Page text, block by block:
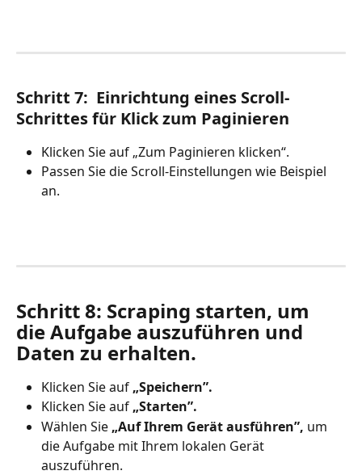
Schritt 7:  Einrichtung eines Scroll-
Schrittes für Klick zum Paginieren
Klicken Sie auf „Zum Paginieren klicken“.
Passen Sie die Scroll-Einstellungen wie Beispiel
an.
Schritt 8: Scraping starten, um
die Aufgabe auszuführen und
Daten zu erhalten.
Klicken Sie auf „Speichern”.
Klicken Sie auf „Starten”.
Wählen Sie „Auf Ihrem Gerät ausführen”, um
die Aufgabe mit Ihrem lokalen Gerät
auszuführen.